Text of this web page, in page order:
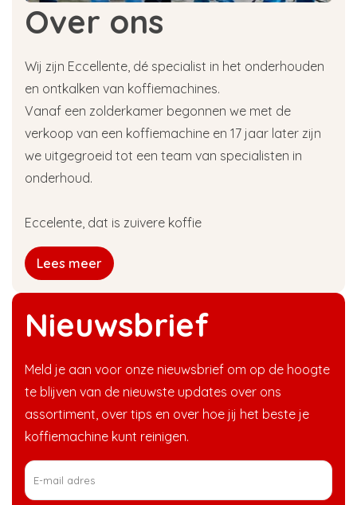
Nieuwsbrief
Meld je aan voor onze nieuwsbrief om op de hoogte
te blijven van de nieuwste updates over ons
assortiment, over tips en over hoe jij het beste je
koffiemachine kunt reinigen.
Over ons
Wij zijn Eccellente, dé specialist in het onderhouden
en ontkalken van koffiemachines.
Vanaf een zolderkamer begonnen we met de
verkoop van een koffiemachine en 17 jaar later zijn
we uitgegroeid tot een team van specialisten in
onderhoud.
Eccelente, dat is zuivere koffie
Lees meer